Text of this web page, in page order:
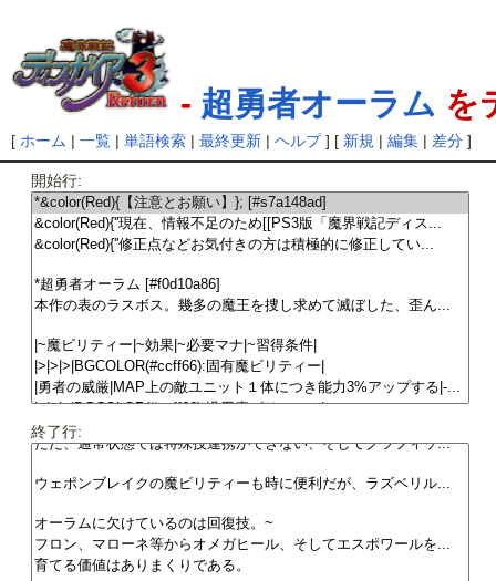
- 超勇者オーラム を
[ ホーム | 一覧| 単語検索| 最終更新| ヘルプ] [ 新規 | 編集| 差分]
開始行:
終了行: